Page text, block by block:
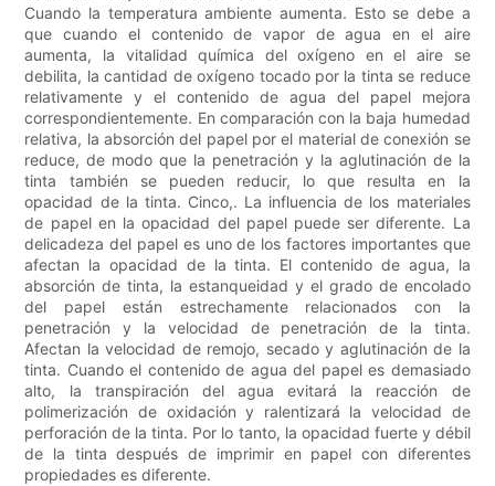
Cuando la temperatura ambiente aumenta. Esto se debe a
que cuando el contenido de vapor de agua en el aire
aumenta, la vitalidad química del oxígeno en el aire se
debilita, la cantidad de oxígeno tocado por la tinta se reduce
relativamente y el contenido de agua del papel mejora
correspondientemente. En comparación con la baja humedad
relativa, la absorción del papel por el material de conexión se
reduce, de modo que la penetración y la aglutinación de la
tinta también se pueden reducir, lo que resulta en la
opacidad de la tinta. Cinco,. La influencia de los materiales
de papel en la opacidad del papel puede ser diferente. La
delicadeza del papel es uno de los factores importantes que
afectan la opacidad de la tinta. El contenido de agua, la
absorción de tinta, la estanqueidad y el grado de encolado
del papel están estrechamente relacionados con la
penetración y la velocidad de penetración de la tinta.
Afectan la velocidad de remojo, secado y aglutinación de la
tinta. Cuando el contenido de agua del papel es demasiado
alto, la transpiración del agua evitará la reacción de
polimerización de oxidación y ralentizará la velocidad de
perforación de la tinta. Por lo tanto, la opacidad fuerte y débil
de la tinta después de imprimir en papel con diferentes
propiedades es diferente.